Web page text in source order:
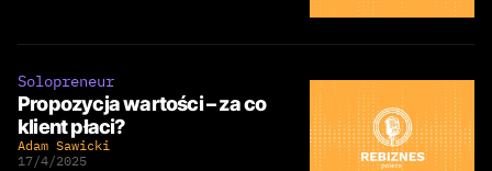
Solopreneur
Propozycja wartości – za co
klient płaci?
Adam Sawicki
17/4/2025